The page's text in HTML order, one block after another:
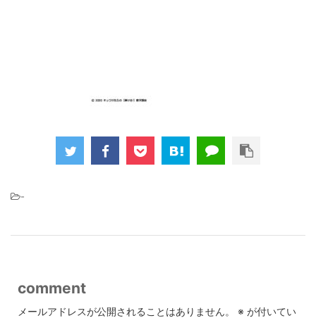
-
comment
メールアドレスが公開されることはありません。 ※ が付いてい